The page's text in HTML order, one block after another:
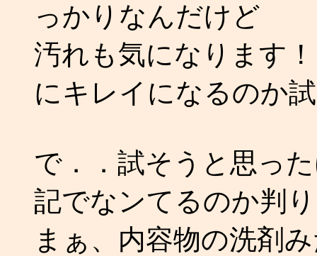
っかりなんだけど
汚れも気になります
にキレイになるのか
で．．試そうと思っ
記でなンてるのか判
まぁ、内容物の洗剤